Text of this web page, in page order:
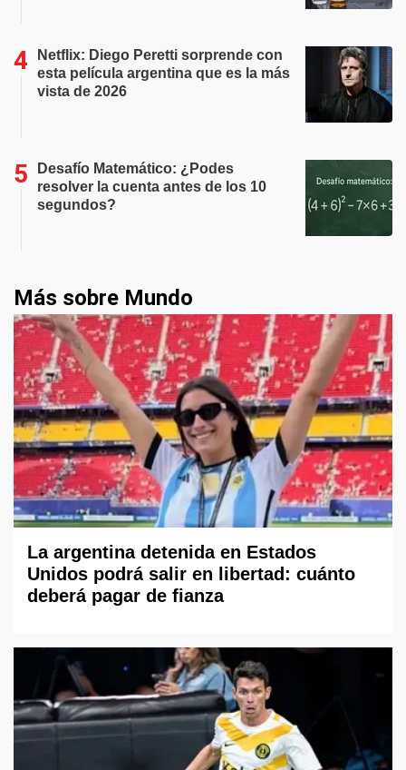
Netflix: Diego Peretti sorprende con
esta película argentina que es la más
vista de 2026
Desafío Matemático: ¿Podes
resolver la cuenta antes de los 10
segundos?
Más sobre Mundo
La argentina detenida en Estados
Unidos podrá salir en libertad: cuánto
deberá pagar de fianza